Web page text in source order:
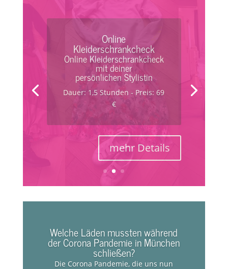
Kleiderschrankcheck
Kleiderschrankcheck mit
deiner persönlichenStylistin
Dauer: 3 Stunden - Preis: 179
mehr Details
Welche Läden mussten während
der Corona Pandemie in München
schließen?
Die Corona Pandemie, die uns nun